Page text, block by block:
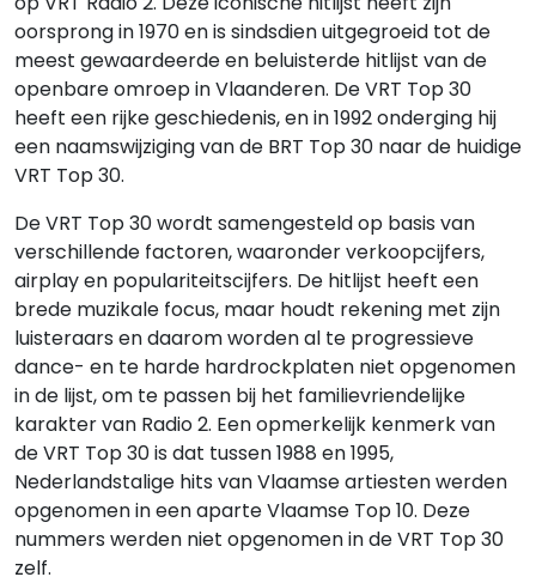
oorsprong in 1970 en is sindsdien uitgegroeid tot de
meest gewaardeerde en beluisterde hitlijst van de
openbare omroep in Vlaanderen. De VRT Top 30
heeft een rijke geschiedenis, en in 1992 onderging hij
een naamswijziging van de BRT Top 30 naar de huidige
VRT Top 30.
De VRT Top 30 wordt samengesteld op basis van
verschillende factoren, waaronder verkoopcijfers,
airplay en populariteitscijfers. De hitlijst heeft een
brede muzikale focus, maar houdt rekening met zijn
luisteraars en daarom worden al te progressieve
dance- en te harde hardrockplaten niet opgenomen
in de lijst, om te passen bij het familievriendelijke
karakter van Radio 2. Een opmerkelijk kenmerk van
de VRT Top 30 is dat tussen 1988 en 1995,
Nederlandstalige hits van Vlaamse artiesten werden
opgenomen in een aparte Vlaamse Top 10. Deze
nummers werden niet opgenomen in de VRT Top 30
zelf.